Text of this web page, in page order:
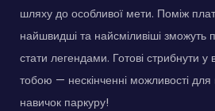
шляху до особливої мети. Поміж
найшвидші та найсміливіші зможуть
стати легендами. Готові стрибнути
тобою — нескінченні можливості
навичок паркуру!